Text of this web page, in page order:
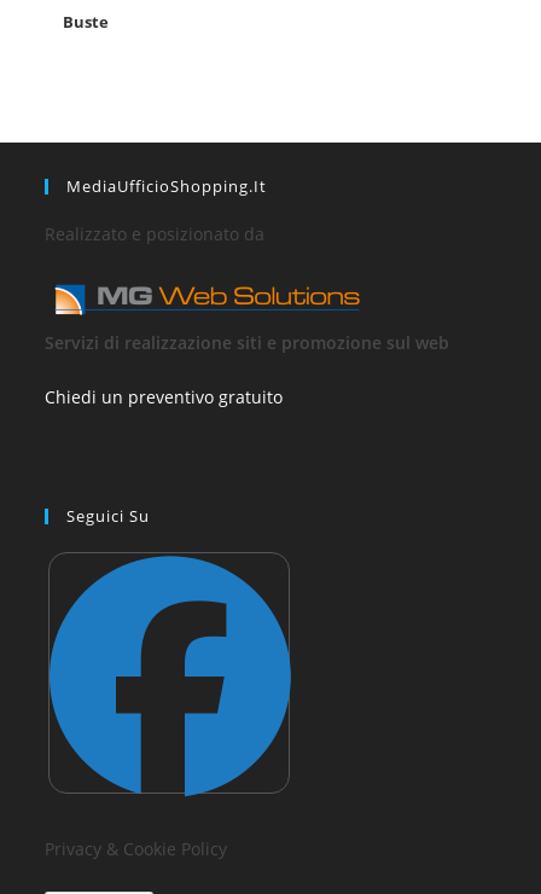
Buste
MediaUfficioShopping.it
Realizzato e posizionato da
Servizi di realizzazione siti e promozione sul web
Chiedi un preventivo gratuito
Seguici Su
Privacy & Cookie Policy